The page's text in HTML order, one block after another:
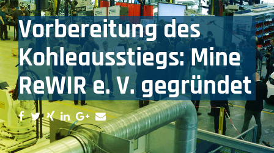
Vorbereitung des
Kohleausstiegs: Mine
ReWIR e. V. gegründet